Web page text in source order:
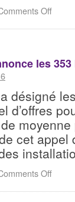
Off
les
désigné
d’offres
cet
Off